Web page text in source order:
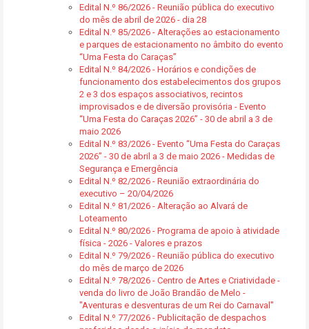
Edital N.º 86/2026 - Reunião pública do executivo
do mês de abril de 2026 - dia 28
Edital N.º 85/2026 - Alterações ao estacionamento
e parques de estacionamento no âmbito do evento
“Uma Festa do Caraças”
Edital N.º 84/2026 - Horários e condições de
funcionamento dos estabelecimentos dos grupos
2 e 3 dos espaços associativos, recintos
improvisados e de diversão provisória - Evento
“Uma Festa do Caraças 2026” - 30 de abril a 3 de
maio 2026
Edital N.º 83/2026 - Evento “Uma Festa do Caraças
2026” - 30 de abril a 3 de maio 2026 - Medidas de
Segurança e Emergência
Edital N.º 82/2026 - Reunião extraordinária do
executivo – 20/04/2026
Edital N.º 81/2026 - Alteração ao Alvará de
Loteamento
Edital N.º 80/2026 - Programa de apoio à atividade
física - 2026 - Valores e prazos
Edital N.º 79/2026 - Reunião pública do executivo
do mês de março de 2026
Edital N.º 78/2026 - Centro de Artes e Criatividade -
venda do livro de João Brandão de Melo -
"Aventuras e desventuras de um Rei do Carnaval"
Edital N.º 77/2026 - Publicitação de despachos